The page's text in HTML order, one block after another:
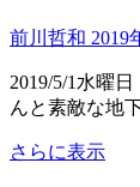
前川哲和 2019
2019/5/1水曜
んと素敵な地
さらに表示イ